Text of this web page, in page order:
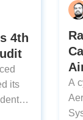
4th
its
A